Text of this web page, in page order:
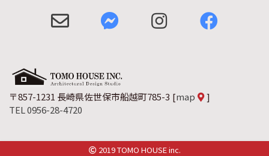
〒857-1231 長崎県佐世保市船越町785-3 [map
]
TEL 0956-28-4720
2019 TOMO HOUSE inc.